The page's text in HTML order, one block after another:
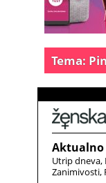
Tema:
Aktualno
Utrip dneva
Zanimivosti